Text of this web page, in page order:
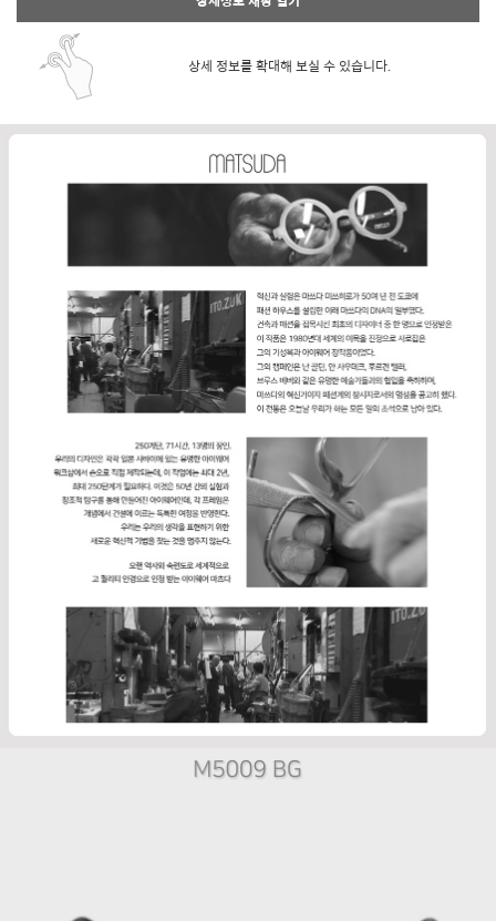
상세 정보를 확대해 보실 수 있습니다.